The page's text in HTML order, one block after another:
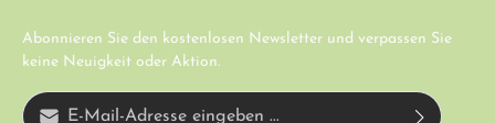
Abonnieren Sie den kostenlosen Newsletter und verpassen Sie
keine Neuigkeit oder Aktion.
E-Mail-Adresse*